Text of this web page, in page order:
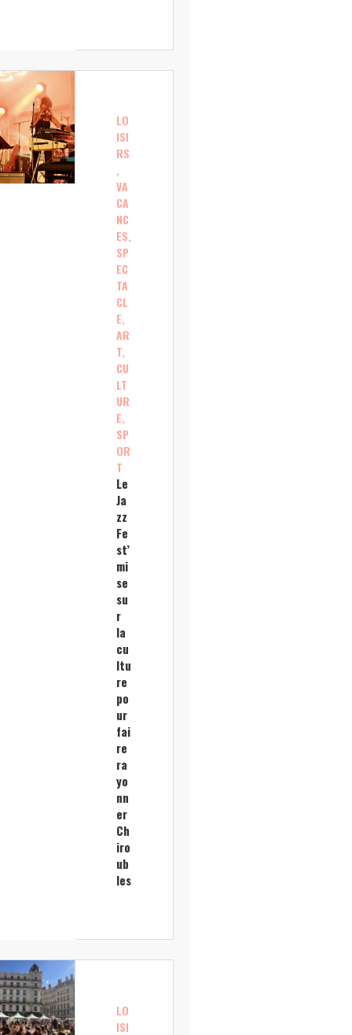
LO
ISI
RS
,
VA
CA
NC
ES,
SP
EC
TA
CL
E,
AR
T,
CU
LT
UR
E,
SP
OR
T
Le
Ja
zz
Fe
st’
mi
se
su
r
la
cu
ltu
re
po
ur
fai
re
ra
yo
nn
er
Ch
iro
ub
les
LO
ISI